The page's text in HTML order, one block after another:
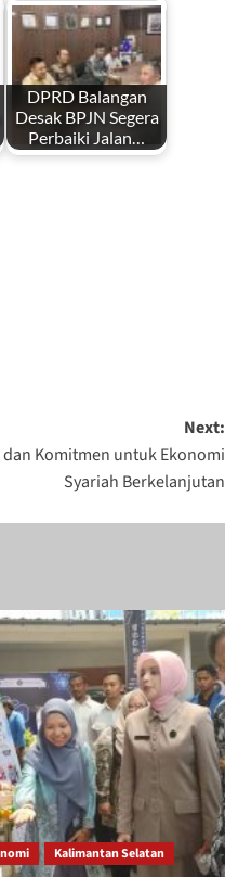
DPRD Balangan
Desak BPJN Segera
Perbaiki Jalan…
Next:
dan Komitmen untuk Ekonomi
Syariah Berkelanjutan
Kalimantan Selatan